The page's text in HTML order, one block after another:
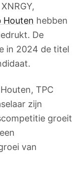
XNRGY,
Houten hebben
De
in 2024 de titel
TPC
zijn
groeit
van